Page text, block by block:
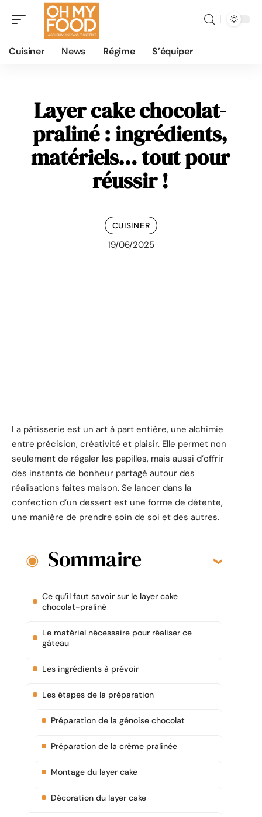
Cuisiner News Régime S’équiper
Layer cake chocolat-
praliné : ingrédients,
matériels… tout pour
réussir !
CUISINER
19/06/2025
La pâtisserie est un art à part entière, une alchimie
entre précision, créativité et plaisir. Elle permet non
seulement de régaler les papilles, mais aussi d’offrir
des instants de bonheur partagé autour des
réalisations faites maison. Se lancer dans la
confection d’un dessert est une forme de détente,
une manière de prendre soin de soi et des autres.
Sommaire
Ce qu’il faut savoir sur le layer cake
chocolat-praliné
Le matériel nécessaire pour réaliser ce
gâteau
Les ingrédients à prévoir
Les étapes de la préparation
Préparation de la génoise chocolat
Préparation de la crème pralinée
Montage du layer cake
Décoration du layer cake